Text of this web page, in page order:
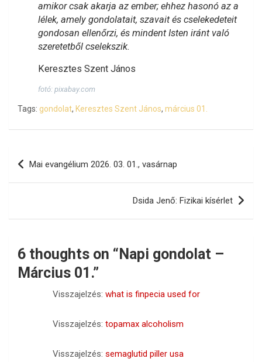
amikor csak akarja az ember; ehhez hasonó az a
lélek, amely gondolatait, szavait és cselekedeteit
gondosan ellenőrzi, és mindent Isten iránt való
szeretetből cselekszik.
Keresztes Szent János
fotó: pixabay.com
Tags: gondolat, Keresztes Szent János, március 01.
Bejegyzés
navigáció
Mai evangélium 2026. 03. 01., vasárnap
Dsida Jenő: Fizikai kísérlet
6 thoughts on “ Napi gondolat –
Március 01.”
Visszajelzés: what is finpecia used for
Visszajelzés: topamax alcoholism
Visszajelzés: semaglutid piller usa